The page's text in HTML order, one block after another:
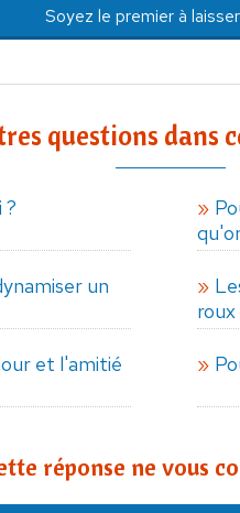
Soyez le premier à
questions dans
?
un
roux
et l'amitié
réponse ne vous